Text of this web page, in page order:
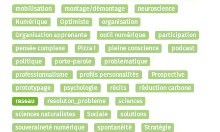
mobilisation
montage/démontage
neuroscience
Numérique
Optimiste
organisation
Organisation apprenante
outil numérique
participation
pensée complexe
Pizza ! pleine conscience
podcast
politique
porte-parole
problematique
professionnalisme
profils personnalités
Prospective
prototypage
psychologie récits
réduction carbone
reseau
resoluton_probleme
sciences
sciences naturalistes
Sociale
solutions
souveraineté numérique
spontanéité
Stratégie